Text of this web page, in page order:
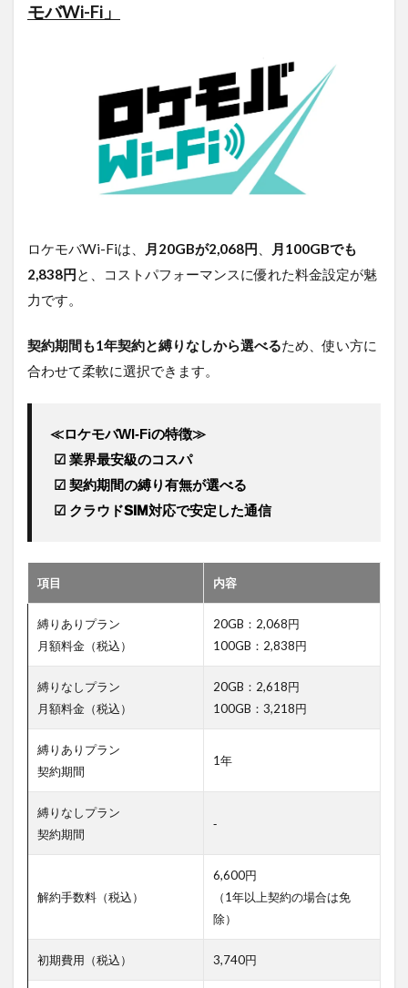
注意
点・
比較
のチ
イン
ト
時に確
認する
イント
≫
向
け
ポ
ケ
型
Wi-
Fiの
導
入
の
れ
から見
し込み
を行う
モバWi-Fi」
ロケモバWi-Fiは、 月20GBが2,068円
月100GBでも
2,838円と、コストパフォーマンスに優れた料金設定が魅
力です。
契約期間も1年契約と縛りなしから選べるため、使い方に
合わせて柔軟に選択できます。
≪ロケモバWI-Fiの特徴≫
☑ 業界最安級のコスパ
☑ 契約期間の縛り有無が選べる
☑ クラウドSIM対応で安定した通信
項目 内容
縛りありプラン
月額料金（税込）
20GB：2,068円
100GB：2,838円
縛りなしプラン
月額料金（税込）
20GB：2,618円
100GB：3,218円
縛りありプラン
契約期間
1年
縛りなしプラン
契約期間
‐
解約手数料（税込）
6,600円
（1年以上契約の場合は免
除）
初期費用（税込） 3,740円